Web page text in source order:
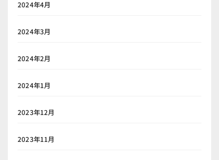
2024年4月
2024年3月
2024年2月
2024年1月
2023年12月
2023年11月